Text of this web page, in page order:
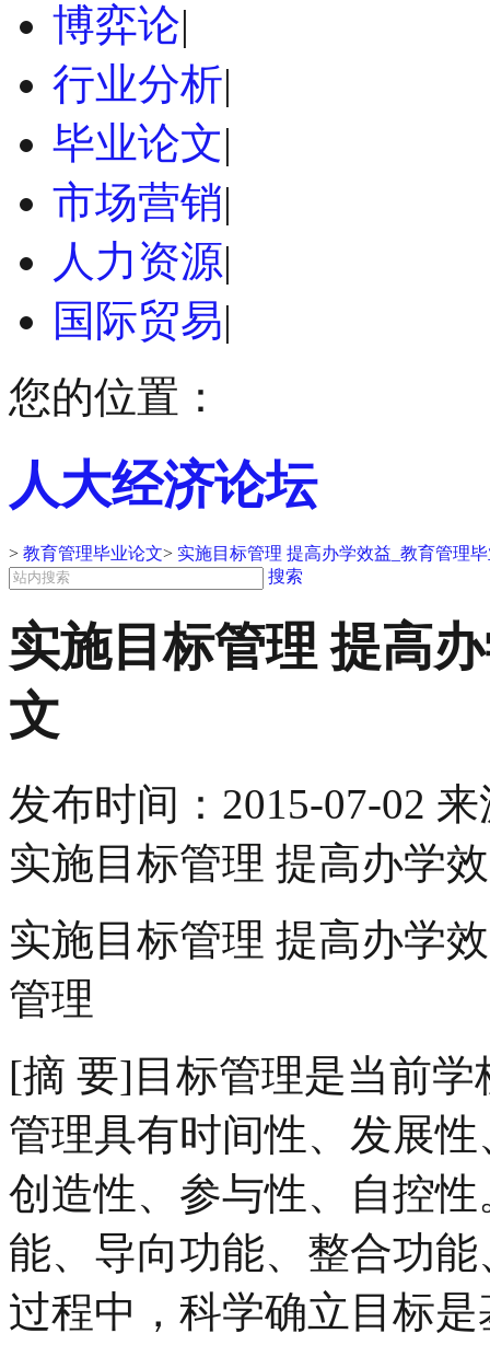
博弈论|
行业分析|
毕业论文|
市场营销|
人力资源|
国际贸易|
您的位置：
人大经济论坛
> 教育管理毕业论文> 实施目标管理 提高办学效益_教育管理
搜索
实施目标管理 提高
文
发布时间： 2015-07-02 来
实施目标管理 提高办学
实施目标管理 提高办学
管理
[摘 要]目标管理是当前
管理具有时间性、发展
创造性、参与性、自控
能、导向功能、整合功
过程中，科学确立目标